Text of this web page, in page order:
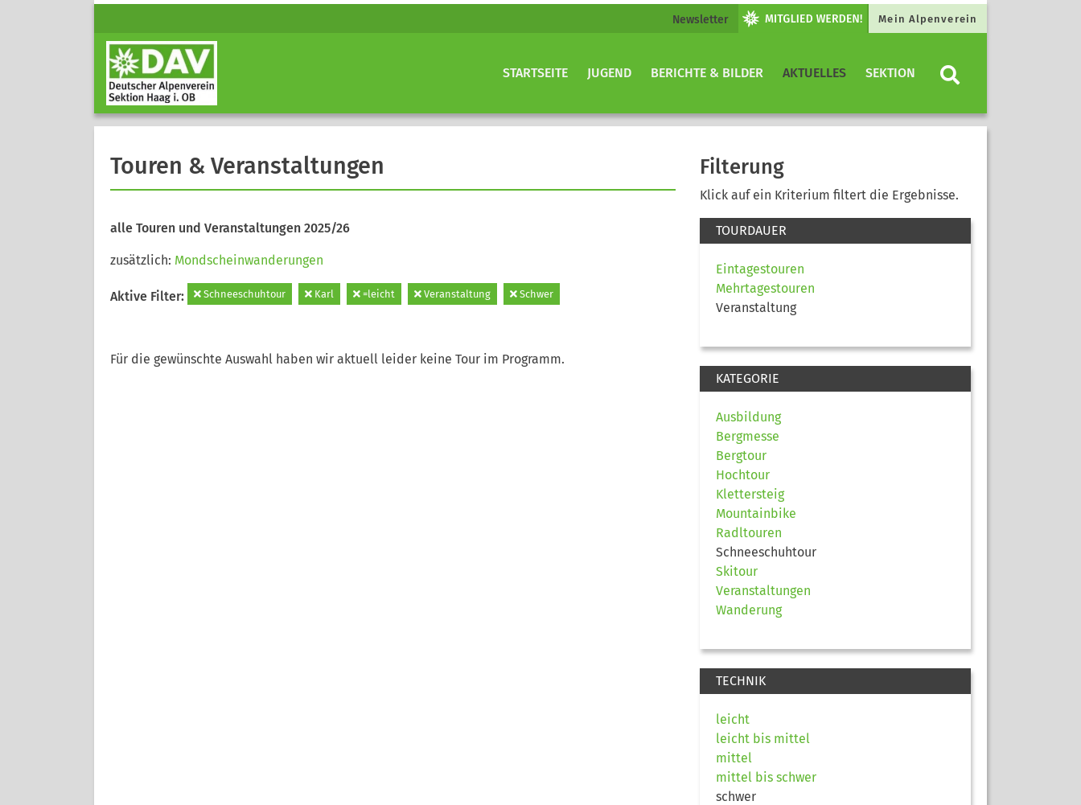
Newsletter Mein Alpenverein
STARTSEITE JUGEND BERICHTE & BILDER AKTUELLES SEKTION
Touren & Veranstaltungen
alle Touren und Veranstaltungen 2025/26
zusätzlich: Mondscheinwanderungen
Aktive Filter: Schneeschuhtour Karl =leicht Veranstaltung Schwer
Für die gewünschte Auswahl haben wir aktuell leider keine Tour im Programm.
Filterung
Klick auf ein Kriterium filtert die Ergebnisse.
TOURDAUER
Eintagestouren
Mehrtagestouren
Veranstaltung
KATEGORIE
Ausbildung
Bergmesse
Bergtour
Hochtour
Klettersteig
Mountainbike
Radltouren
Schneeschuhtour
Skitour
Veranstaltungen
Wanderung
TECHNIK
leicht
leicht bis mittel
mittel
mittel bis schwer
schwer